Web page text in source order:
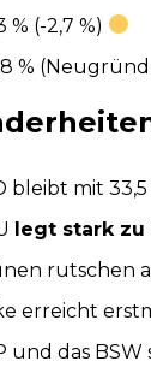
% (-2,7 %)
%
bleibt mit 33,5
legt stark zu
rutschen
erreicht
und das